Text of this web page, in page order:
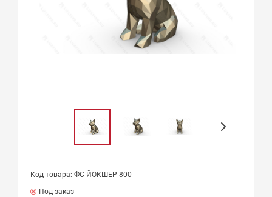
Код товара: ФС-ЙОКШЕР-800
Под заказ